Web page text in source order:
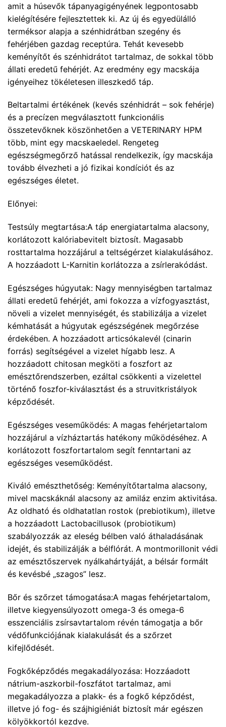
amit a húsevők tápanyagigényének legpontosabb
kielégítésére fejlesztettek ki. Az új és egyedülálló
terméksor alapja a szénhidrátban szegény és
fehérjében gazdag receptúra. Tehát kevesebb
keményítőt és szénhidrátot tartalmaz, de sokkal több
állati eredetű fehérjét. Az eredmény egy macskája
igényeihez tökéletesen illeszkedő táp.
Beltartalmi értékének (kevés szénhidrát – sok fehérje)
és a precízen megválasztott funkcionális
összetevőknek köszönhetően a VETERINARY HPM
több, mint egy macskaeledel. Rengeteg
egészségmegőrző hatással rendelkezik, így macskája
tovább élvezheti a jó fizikai kondíciót és az
egészséges életet.
Előnyei:
Testsúly megtartása:A táp energiatartalma alacsony,
korlátozott kalóriabevitelt biztosít. Magasabb
rosttartalma hozzájárul a teltségérzet kialakulásához.
A hozzáadott L-Karnitin korlátozza a zsírlerakódást.
Egészséges húgyutak: Nagy mennyiségben tartalmaz
állati eredetű fehérjét, ami fokozza a vízfogyasztást,
növeli a vizelet mennyiségét, és stabilizálja a vizelet
kémhatását a húgyutak egészségének megőrzése
érdekében. A hozzáadott articsókalevél (cinarin
forrás) segítségével a vizelet hígabb lesz. A
hozzáadott chitosan megköti a foszfort az
emésztőrendszerben, ezáltal csökkenti a vizelettel
történő foszfor-kiválasztást és a struvitkristályok
képződését.
Egészséges veseműködés: A magas fehérjetartalom
hozzájárul a vízháztartás hatékony működéséhez. A
korlátozott foszfortartalom segít fenntartani az
egészséges veseműködést.
Kiváló emészthetőség: Keményítőtartalma alacsony,
mivel macskáknál alacsony az amiláz enzim aktivitása.
Az oldható és oldhatatlan rostok (prebiotikum), illetve
a hozzáadott Lactobacillusok (probiotikum)
szabályozzák az eleség bélben való áthaladásának
idejét, és stabilizálják a bélflórát. A montmorillonit védi
az emésztőszervek nyálkahártyáját, a bélsár formált
és kevésbé „szagos” lesz.
Bőr és szőrzet támogatása:A magas fehérjetartalom,
illetve kiegyensúlyozott omega-3 és omega-6
esszenciális zsírsavtartalom révén támogatja a bőr
védőfunkciójának kialakulását és a szőrzet
kifejlődését.
Fogkőképződés megakadályozása: Hozzáadott
nátrium-aszkorbil-foszfátot tartalmaz, ami
megakadályozza a plakk- és a fogkő képződést,
illetve jó fog- és szájhigiéniát biztosít már egészen
kölyökkortól kezdve.